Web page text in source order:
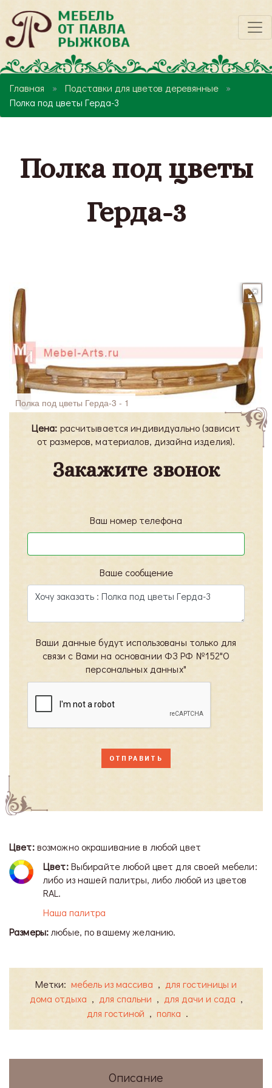
Главная
Подставки для цветов деревянные
Полка под цветы Герда-3
Полка под цветы
Герда-3
Полка под цветы Герда-3 - 1
Цена: расчитывается индивидуально (зависит
от размеров, материалов, дизайна изделия).
Закажите звонок
Ваш номер телефона
Ваше сообщение
Ваши данные будут использованы только для
связи с Вами на основании ФЗ РФ №152"О
персональных данных"
Цвет:возможно окрашивание в любой цвет
Цвет:Выбирайте любой цвет для своей мебели:
либо из нашей палитры, либо любой из цветов
RAL.
Наша палитра
Размеры: любые, по вашему желанию.
Метки: мебель из массива , для гостиницы и
дома отдыха , для спальни , для дачи и сада ,
для гостиной , полка .
Описание